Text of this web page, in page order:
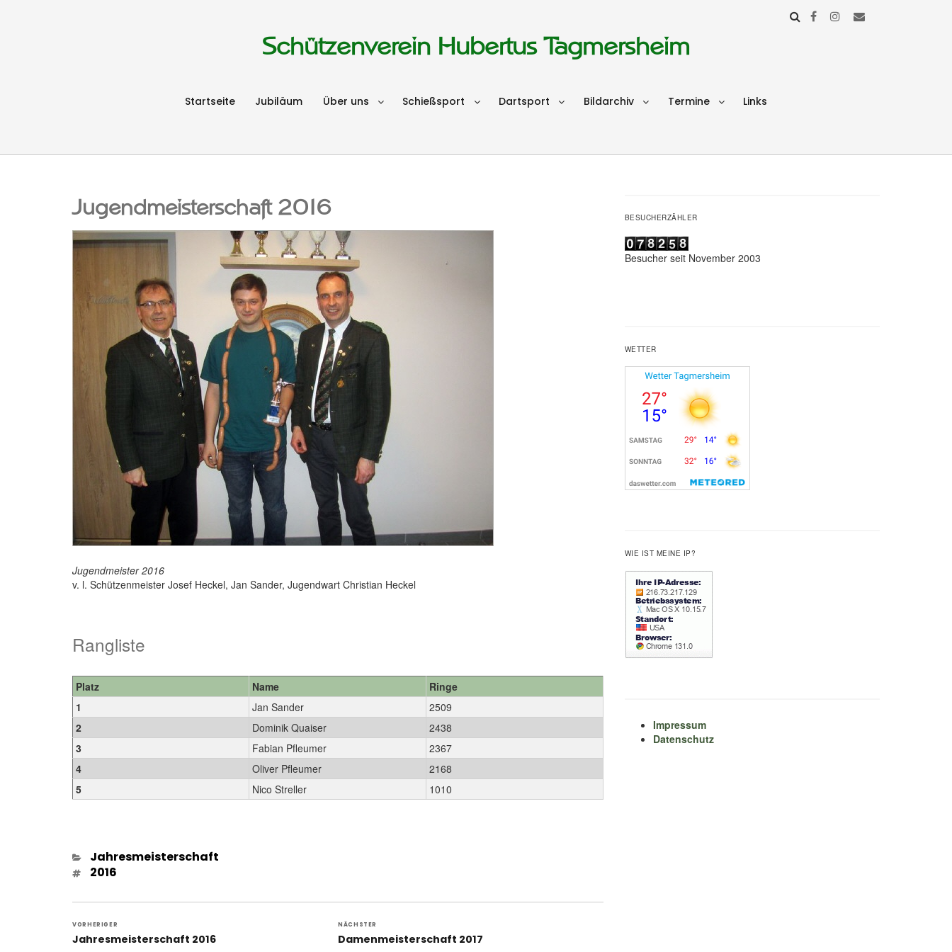
Schützenverein Hubertus Tagmersheim
Startseite Jubiläum Über uns Schießsport Dartsport Bildarchiv Termine Links
Jugendmeisterschaft 2016
Jugendmeister 2016
v. l. Schützenmeister Josef Heckel, Jan Sander, Jugendwart Christian Heckel
Rangliste
Platz Name
Ringe
1
Jan Sander
2509
2
Dominik Quaiser
2438
3
Fabian Pfleumer
2367
4
Oliver Pfleumer
2168
5
Nico Streller 1010
Kategorien
Jahresmeisterschaft
Schlagwörter
2016
VORHERIGER
Vorheriger
Jahresmeisterschaft 2016
NÄCHSTER
Nächster
Damenmeisterschaft 2017
BESUCHERZÄHLER
Besucher seit November 2003
WETTER
WIE IST MEINE IP?
Impressum
Datenschutz